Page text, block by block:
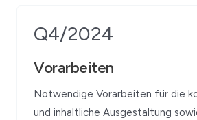
Q4/2024
Vorarbeiten
Notwendige Vorarbeiten für die
und inhaltliche Ausgestaltung